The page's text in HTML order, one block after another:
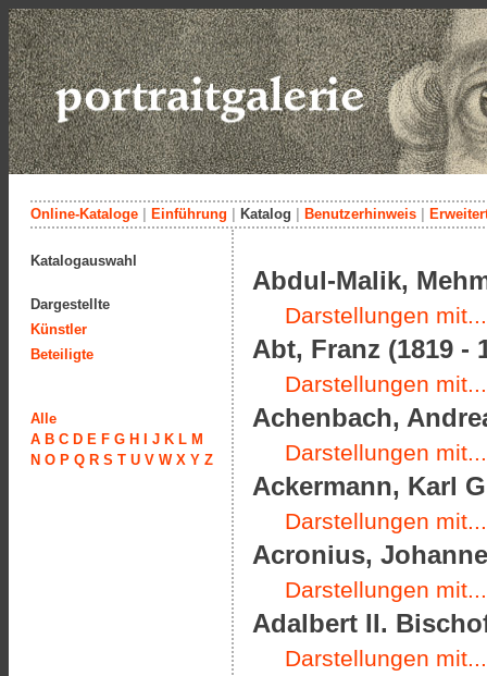
Online-Kataloge Einführung Katalog Benutzerhinweis
Abdul-Malik,
Darstellungen mit...
Abt, Franz (1819 -
Darstellungen mit...
Achenbach,
Darstellungen mit...
Ackermann, Karl
Darstellungen mit...
Acronius,
Darstellungen mit...
Adalbert II.
Darstellungen mit...
Katalogauswahl
Dargestellte
Künstler
Beteiligte
Alle
A B C D E F G H J K L M
N O P Q R S T U V W X Y Z